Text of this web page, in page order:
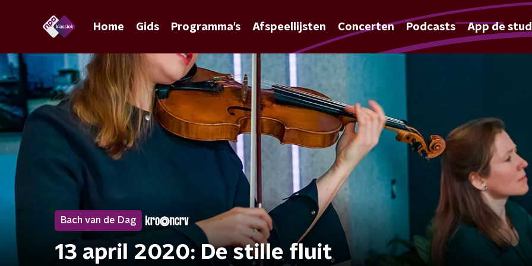
Home Gids Programma's Afspeellijsten Concerten Podcasts App de
Bach van de Dag
13 april 2020: De stille fluit